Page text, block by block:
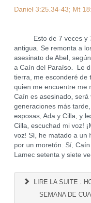
Daniel 3:25.34-43; Mt
Esto de 7 veces y
antigua. Se remonta a
asesinato de Abel,
a Caín del Paraíso. Le
tierra, me esconderé de
quien me encuentre me
Caín es asesinado,
generaciones más
esposas, Ada y Cilla, y
Cilla, escuchad mi voz!
voz! Sí, he matado a un
por un moretón. Sí,
Lamec setenta y siete
LIRE LA SUITE :
SEMANA DE